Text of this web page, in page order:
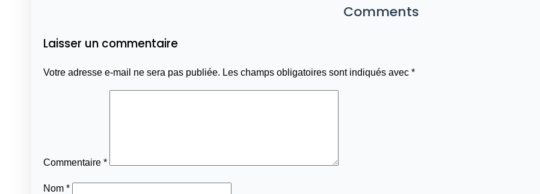
Comments
Laisser un commentaire
Votre adresse e-mail ne sera pas publiée. Les champs obligatoires sont indiqués avec *
Commentaire *
Nom *